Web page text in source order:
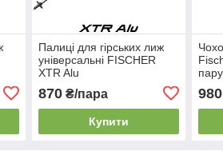
Палиці для гірських лиж
універсальні FISCHER
XTR Alu
870₴/пара
Купити
980